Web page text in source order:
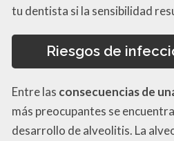
tu dentista si la sensibilidad
Riesgos de
Entre las consecuencias de
más preocupantes se
desarrollo de alveolitis. La